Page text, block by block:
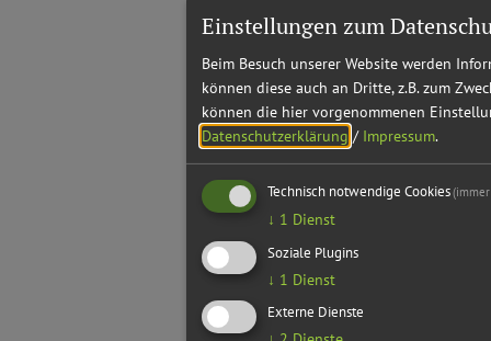
Einstellungen zum
Beim Besuch unserer Website werden
können diese auch an Dritte, z.B. zum
können die hier vorgenommenen
Datenschutzerklärung / Impressum.
Technisch notwendige Cookies
↓ 1 Dienst
Soziale Plugins
↓ 1 Dienst
Externe Dienste